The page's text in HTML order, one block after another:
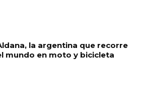
la argentina que recorre
mundo en moto y bicicleta